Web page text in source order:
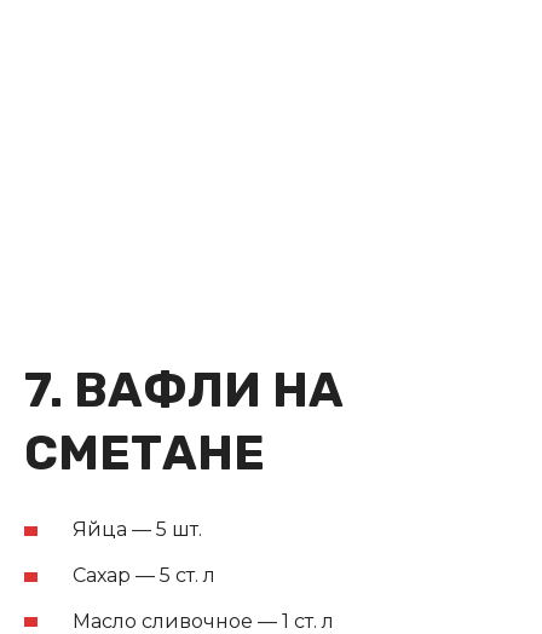
7. ВАФЛИ НА
СМЕТАНЕ
Яйца — 5 шт.
Сахар — 5 ст. л
Масло сливочное — 1 ст. л